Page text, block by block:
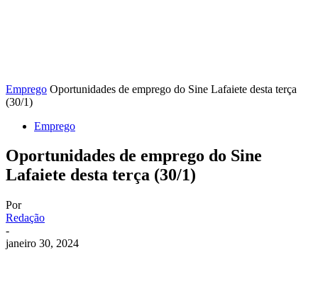
Emprego Oportunidades de emprego do Sine Lafaiete desta terça
(30/1)
Emprego
Oportunidades de emprego do Sine
Lafaiete desta terça (30/1)
Por
Redação
-
janeiro 30, 2024